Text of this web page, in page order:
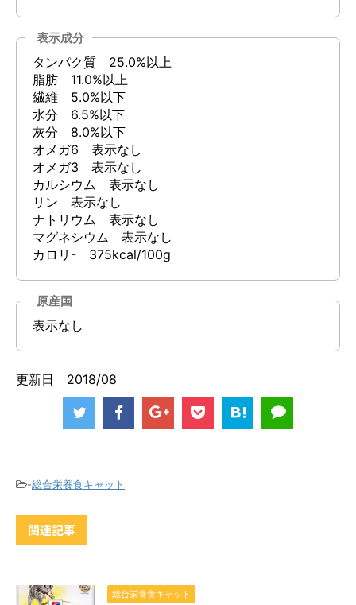
表示成分
タンパク質 25.0%以上
脂肪 11.0%以上
繊維 5.0%以下
水分 6.5%以下
灰分 8.0%以下
オメガ6 表示なし
オメガ3 表示なし
カルシウム 表示なし
リン 表示なし
ナトリウム 表示なし
マグネシウム 表示なし
カロリ- 375kcal/100g
原産国
表示なし
更新日 2018/08
-総合栄養食キャット
関連記事
総合栄養食キャット